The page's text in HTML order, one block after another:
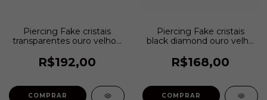
Piercing Fake cristais
transparentes ouro velho |
R$192,00
COMPRAR
Piercing Fake cristais
black diamond ouro velho
R$168,00
COMPRAR